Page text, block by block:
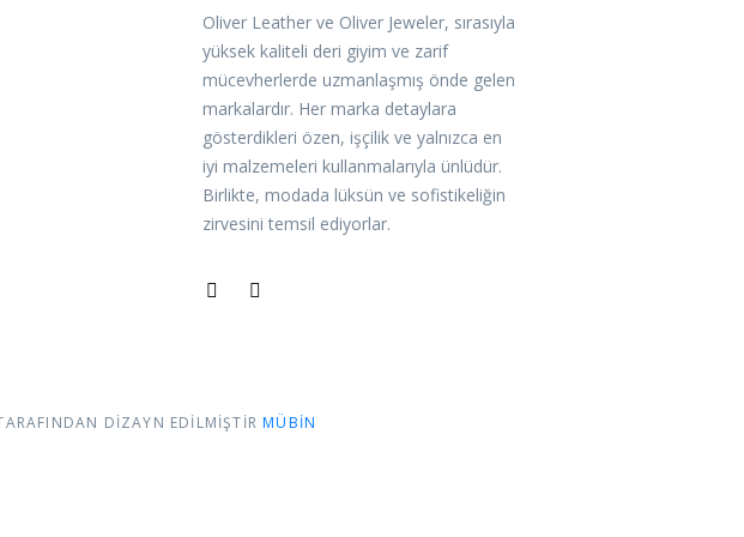
Oliver Leather ve Oliver Jeweler, sırasıyla
yüksek kaliteli deri giyim ve zarif
mücevherlerde uzmanlaşmış önde gelen
markalardır. Her marka detaylara
gösterdikleri özen, işçilik ve yalnızca en
iyi malzemeleri kullanmalarıyla ünlüdür.
Birlikte, modada lüksün ve sofistikeliğin
zirvesini temsil ediyorlar.
DIZAYN EDILMIŞTIRMÜBIN